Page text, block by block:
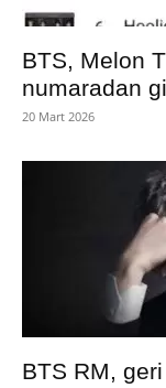
BTS, Melon
numaradan
20 Mart 2026
BTS RM, geri